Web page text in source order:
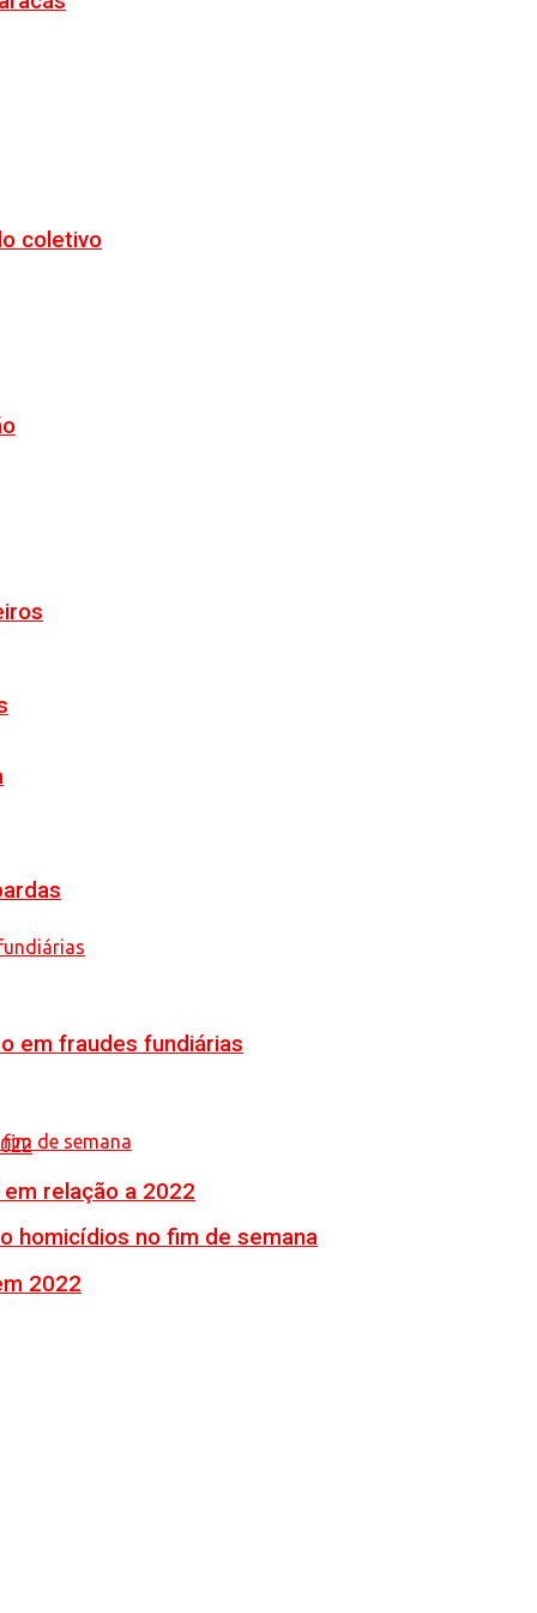
em fraudes fundiárias
homicídios no fim de semana
coletivo
relação a 2022
2022